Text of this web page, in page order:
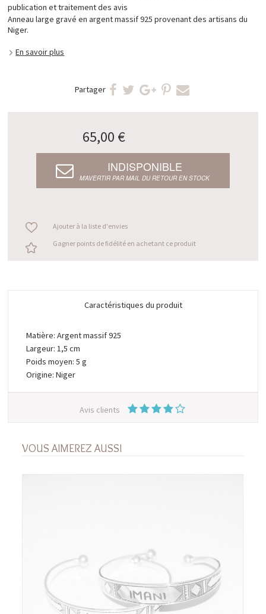
publication et traitement des avis
Anneau large gravé en argent massif 925 provenant des artisans du
Niger.
En savoir plus
Partager
65,00 €
INDISPONIBLE
M’AVERTIR PAR MAIL DU RETOUR EN STOCK
Ajouter à la liste d'envies
Gagner points de fidélité en achetant ce produit
Caractéristiques du produit
Matière: Argent massif 925
Largeur: 1,5 cm
Poids moyen: 5 g
Origine: Niger
Avis clients
VOUS AIMEREZ AUSSI